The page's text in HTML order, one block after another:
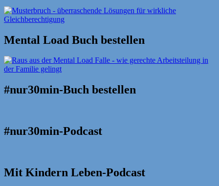
Mental Load Buch bestellen
#nur30min-Buch bestellen
#nur30min-Podcast
Mit Kindern Leben-Podcast